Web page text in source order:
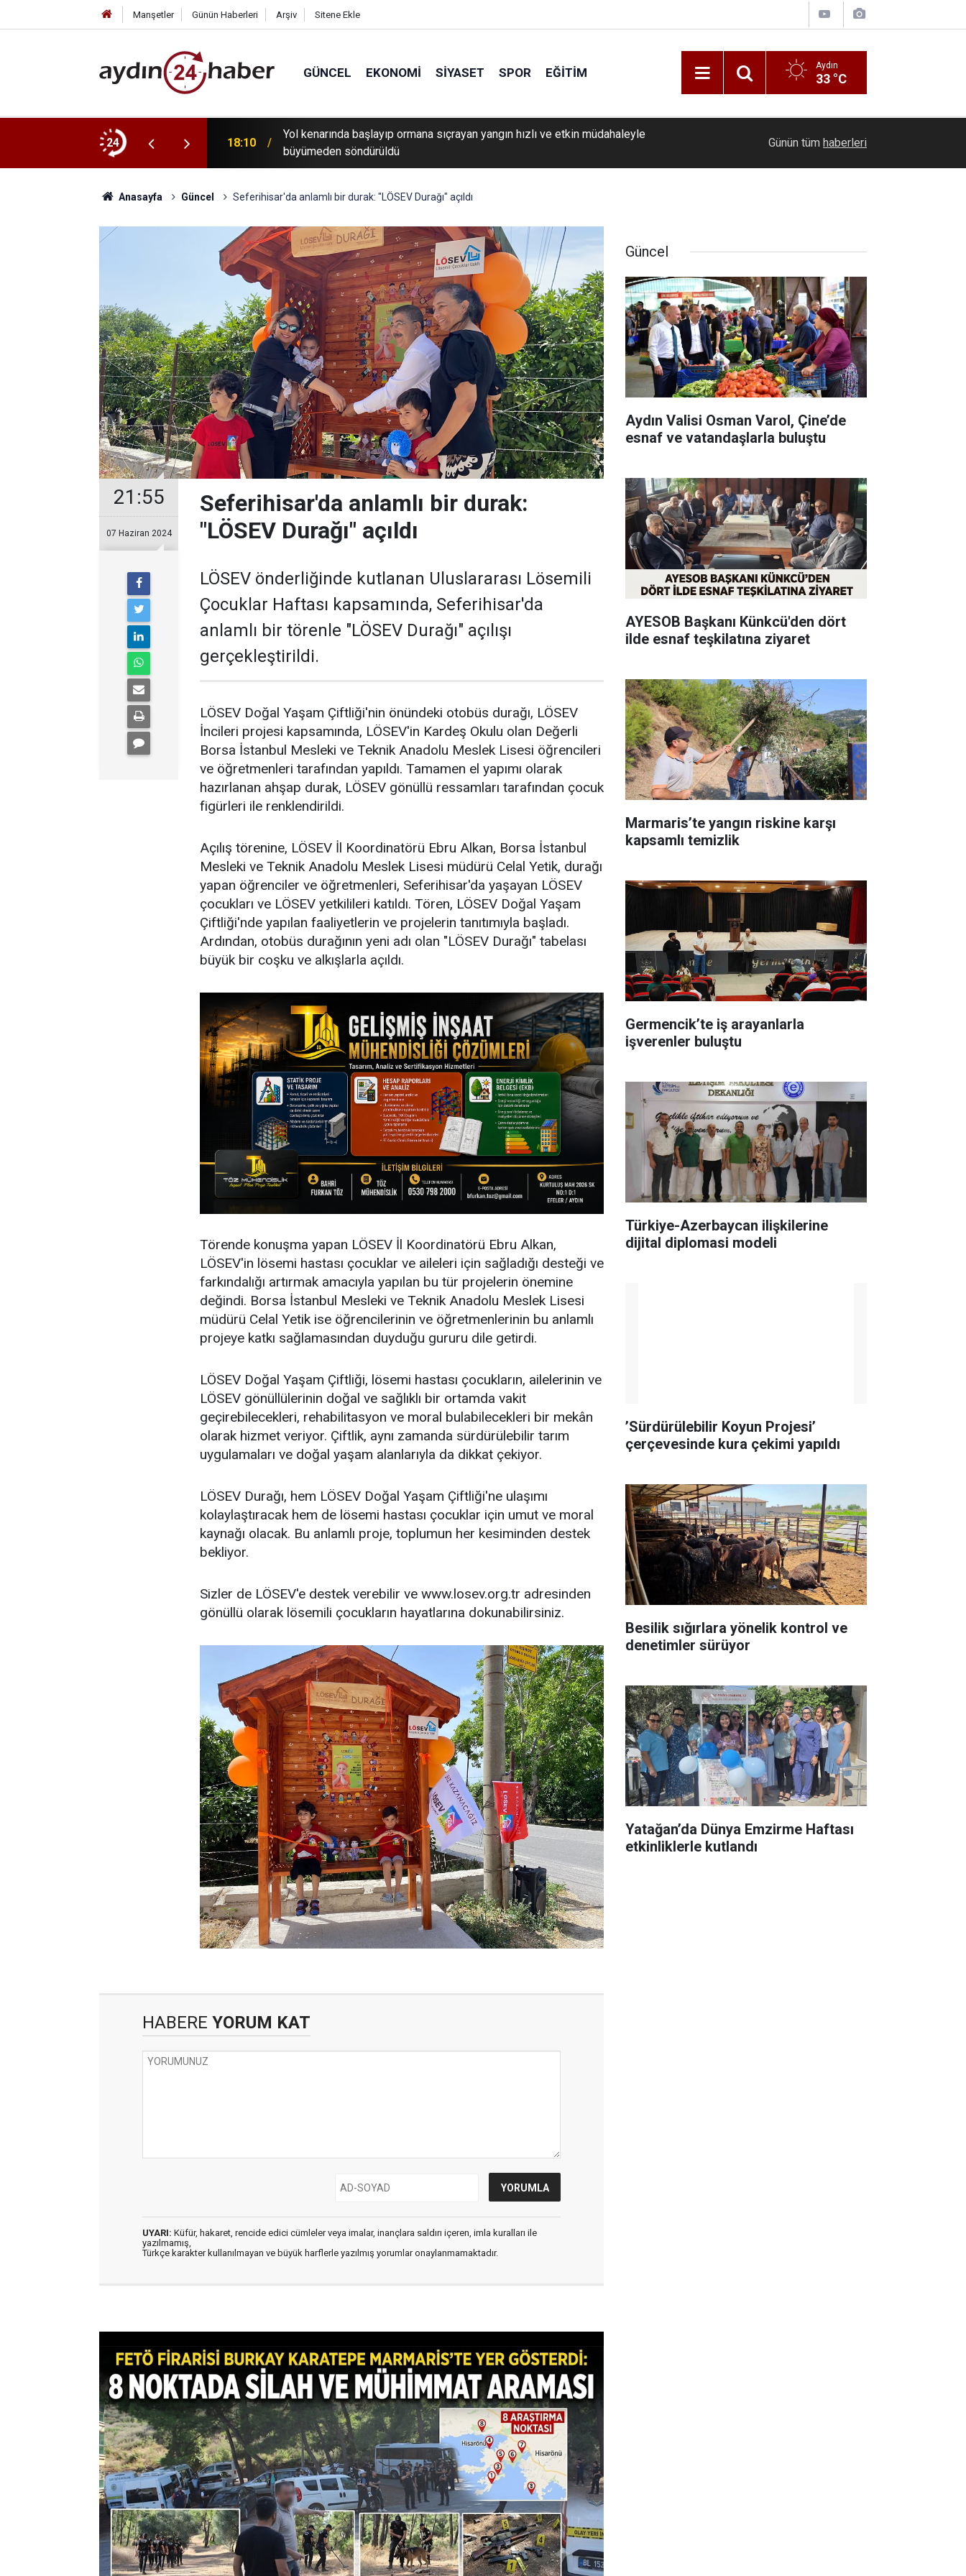
Manşetler Günün Haberleri Arşiv Sitene Ekle
GÜNCEL EKONOMI SIYASET SPOR EĞITIM Aydın
33 °C
24
yer gösterdi: 8 noktada silah ve
18:10
Yol kenarında başlayıp ormana sıçrayan yangın hızlı ve etkin müdahaleyle
büyümeden söndürüldü
Ömer Günel'den yeni hukuk hamlesi: Gizlilik
Günün tüm haberleri
Anasayfa Güncel Seferihisar'da anlamlı bir durak: "LÖSEV Durağı" açıldı
21:55
07 Haziran 2024
Seferihisar'da anlamlı bir durak:
"LÖSEV Durağı" açıldı
LÖSEV önderliğinde kutlanan Uluslararası Lösemili
Çocuklar Haftası kapsamında, Seferihisar'da
anlamlı bir törenle "LÖSEV Durağı" açılışı
gerçekleştirildi.
LÖSEV Doğal Yaşam Çiftliği'nin önündeki otobüs durağı, LÖSEV
İncileri projesi kapsamında, LÖSEV'in Kardeş Okulu olan Değerli
Borsa İstanbul Mesleki ve Teknik Anadolu Meslek Lisesi öğrencileri
ve öğretmenleri tarafından yapıldı. Tamamen el yapımı olarak
hazırlanan ahşap durak, LÖSEV gönüllü ressamları tarafından çocuk
figürleri ile renklendirildi.
Açılış törenine, LÖSEV İl Koordinatörü Ebru Alkan, Borsa İstanbul
Mesleki ve Teknik Anadolu Meslek Lisesi müdürü Celal Yetik, durağı
yapan öğrenciler ve öğretmenleri, Seferihisar'da yaşayan LÖSEV
çocukları ve LÖSEV yetkilileri katıldı. Tören, LÖSEV Doğal Yaşam
Çiftliği'nde yapılan faaliyetlerin ve projelerin tanıtımıyla başladı.
Ardından, otobüs durağının yeni adı olan "LÖSEV Durağı" tabelası
büyük bir coşku ve alkışlarla açıldı.
Törende konuşma yapan LÖSEV İl Koordinatörü Ebru Alkan,
LÖSEV'in lösemi hastası çocuklar ve aileleri için sağladığı desteği ve
farkındalığı artırmak amacıyla yapılan bu tür projelerin önemine
değindi. Borsa İstanbul Mesleki ve Teknik Anadolu Meslek Lisesi
müdürü Celal Yetik ise öğrencilerinin ve öğretmenlerinin bu anlamlı
projeye katkı sağlamasından duyduğu gururu dile getirdi.
LÖSEV Doğal Yaşam Çiftliği, lösemi hastası çocukların, ailelerinin ve
LÖSEV gönüllülerinin doğal ve sağlıklı bir ortamda vakit
geçirebilecekleri, rehabilitasyon ve moral bulabilecekleri bir mekân
olarak hizmet veriyor. Çiftlik, aynı zamanda sürdürülebilir tarım
uygulamaları ve doğal yaşam alanlarıyla da dikkat çekiyor.
LÖSEV Durağı, hem LÖSEV Doğal Yaşam Çiftliği'ne ulaşımı
kolaylaştıracak hem de lösemi hastası çocuklar için umut ve moral
kaynağı olacak. Bu anlamlı proje, toplumun her kesiminden destek
bekliyor.
Sizler de LÖSEV'e destek verebilir ve www.losev.org.tr adresinden
gönüllü olarak lösemili çocukların hayatlarına dokunabilirsiniz.
HABERE YORUM KAT
UYARI: Küfür, hakaret, rencide edici cümleler veya imalar, inançlara saldırı içeren, imla kuralları ile
yazılmamış,
Türkçe karakter kullanılmayan ve büyük harflerle yazılmış yorumlar onaylanmamaktadır.
Güncel
Aydın Valisi Osman Varol, Çine’de
esnaf ve vatandaşlarla buluştu
AYESOB Başkanı Künkcü'den dört
ilde esnaf teşkilatına ziyaret
Marmaris’te yangın riskine karşı
kapsamlı temizlik
Germencik’te iş arayanlarla
işverenler buluştu
Türkiye-Azerbaycan ilişkilerine
dijital diplomasi modeli
’Sürdürülebilir Koyun Projesi’
çerçevesinde kura çekimi yapıldı
Besilik sığırlara yönelik kontrol ve
denetimler sürüyor
Yatağan’da Dünya Emzirme Haftası
etkinliklerle kutlandı